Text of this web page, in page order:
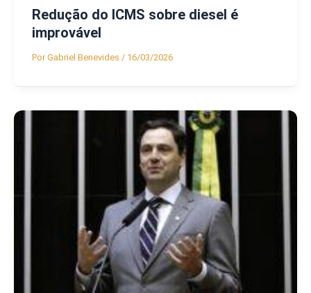
Redução do ICMS sobre diesel é
improvável
PorGabriel Benevides / 16/03/2026